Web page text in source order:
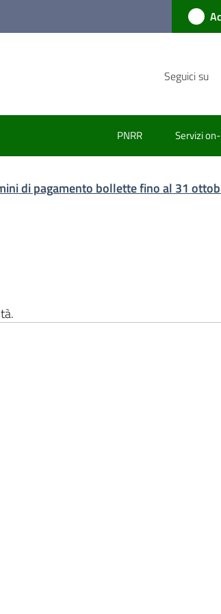
Seguici su
PNRR Servizi
di pagamento bollette fino al 31